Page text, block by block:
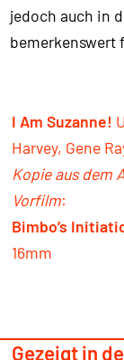
jedoch auch in
I Am Suzanne!
Harvey, Gene
Kopie aus dem
Vorfilm:
Bimbo’s
16mm
Gezeigt in